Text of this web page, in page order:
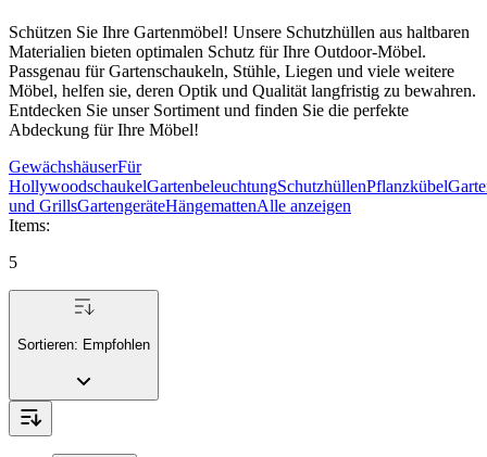
Schützen Sie Ihre Gartenmöbel! Unsere Schutzhüllen aus haltbaren
Materialien bieten optimalen Schutz für Ihre Outdoor-Möbel.
Passgenau für Gartenschaukeln, Stühle, Liegen und viele weitere
Möbel, helfen sie, deren Optik und Qualität langfristig zu bewahren.
Entdecken Sie unser Sortiment und finden Sie die perfekte
Abdeckung für Ihre Möbel!
GewächshäuserFür
HollywoodschaukelGartenbeleuchtungSchutzhüllenPflanzkübel
und GrillsGartengeräteHängemattenAlle anzeigen
Items:
5
Sortieren: Empfohlen